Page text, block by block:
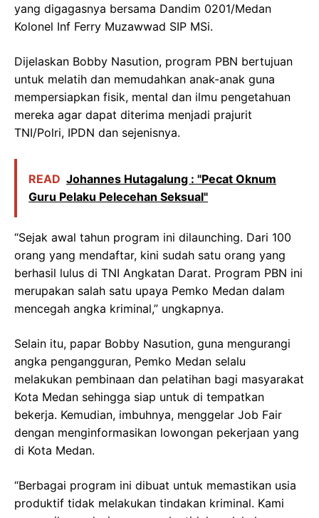
yang digagasnya bersama Dandim 0201/Medan
Kolonel Inf Ferry Muzawwad SIP MSi.
Dijelaskan Bobby Nasution, program PBN bertujuan
untuk melatih dan memudahkan anak-anak guna
mempersiapkan fisik, mental dan ilmu pengetahuan
mereka agar dapat diterima menjadi prajurit
TNI/Polri, IPDN dan sejenisnya.
READ Johannes Hutagalung : "Pecat Oknum
Guru Pelaku Pelecehan Seksual"
“Sejak awal tahun program ini dilaunching. Dari 100
orang yang mendaftar, kini sudah satu orang yang
berhasil lulus di TNI Angkatan Darat. Program PBN ini
merupakan salah satu upaya Pemko Medan dalam
mencegah angka kriminal,” ungkapnya.
Selain itu, papar Bobby Nasution, guna mengurangi
angka pengangguran, Pemko Medan selalu
melakukan pembinaan dan pelatihan bagi masyarakat
Kota Medan sehingga siap untuk di tempatkan
bekerja. Kemudian, imbuhnya, menggelar Job Fair
dengan menginformasikan lowongan pekerjaan yang
di Kota Medan.
“Berbagai program ini dibuat untuk memastikan usia
produktif tidak melakukan tindakan kriminal. Kami